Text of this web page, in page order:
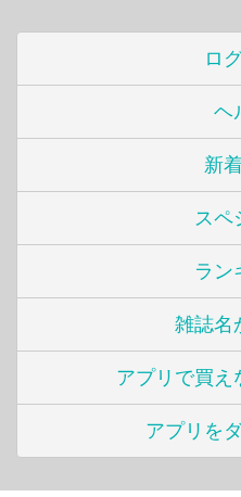
ロ
ヘ
新
スペ
ラン
雑誌名
アプリで買え
アプリを